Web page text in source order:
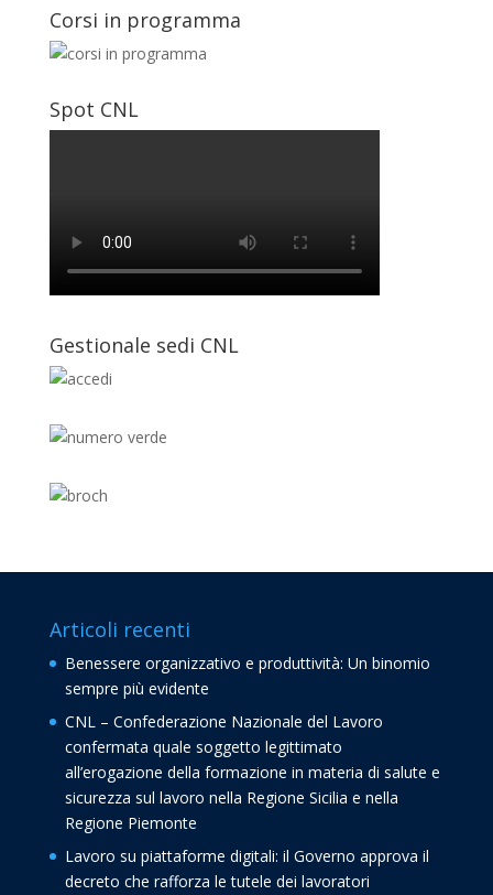
Corsi in programma
Spot CNL
Gestionale sedi CNL
Articoli recenti
Benessere organizzativo e produttività: Un binomio
sempre più evidente
CNL – Confederazione Nazionale del Lavoro
confermata quale soggetto legittimato
all’erogazione della formazione in materia di salute e
sicurezza sul lavoro nella Regione Sicilia e nella
Regione Piemonte
Lavoro su piattaforme digitali: il Governo approva il
decreto che rafforza le tutele dei lavoratori